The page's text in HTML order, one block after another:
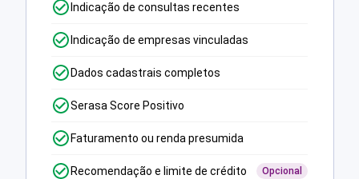
Indicação de consultas recentes
Indicação de empresas vinculadas
Dados cadastrais completos
Serasa Score Positivo
Faturamento ou renda presumida
Recomendação e limite de crédito Opcional